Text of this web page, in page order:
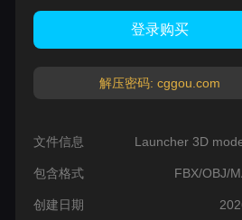
登录购买
解压密码: cggou.com
文件信息 Launcher 3D
包含格式 FBX/OBJ/
创建日期